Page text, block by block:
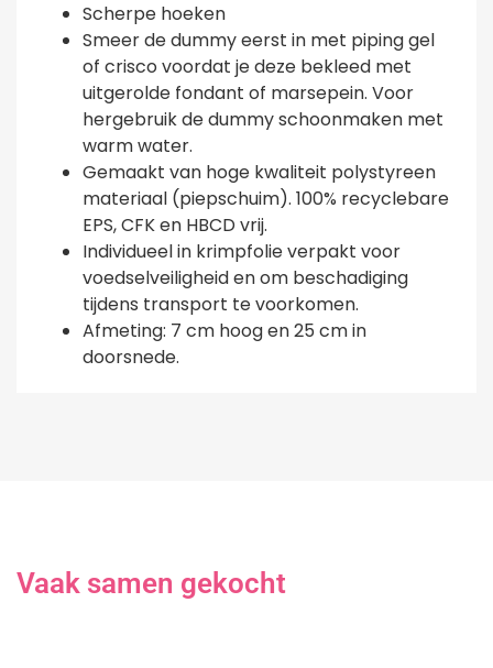
Scherpe hoeken
Smeer de dummy eerst in met piping gel
of crisco voordat je deze bekleed met
uitgerolde fondant of marsepein. Voor
hergebruik de dummy schoonmaken met
warm water.
Gemaakt van hoge kwaliteit polystyreen
materiaal (piepschuim). 100% recyclebare
EPS, CFK en HBCD vrij.
Individueel in krimpfolie verpakt voor
voedselveiligheid en om beschadiging
tijdens transport te voorkomen.
Afmeting: 7 cm hoog en 25 cm in
doorsnede.
Vaak samen gekocht